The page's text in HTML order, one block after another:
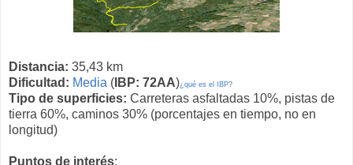
Distancia: 35,43 km
Dificultad: Media ( IBP: 72AA)¿qué es el IBP?
Tipo de superficies: Carreteras asfaltadas 10%, pistas de
tierra 60%, caminos 30% (porcentajes en tiempo, no en
longitud)
Puntos de interés: